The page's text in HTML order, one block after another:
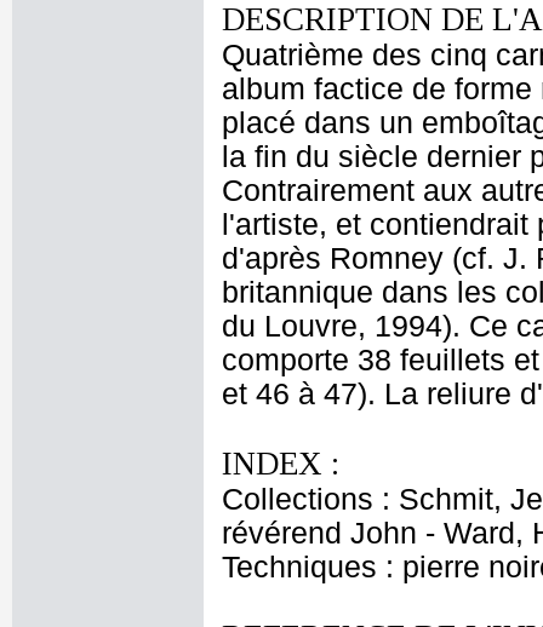
DESCRIPTION DE
Quatrième des cinq
album factice de
placé dans un
la fin du siècle dernier
Contrairement aux
l'artiste, et
d'après Romney (cf. J.
britannique dans les
du Louvre, 1994). Ce
comporte 38 feuillets
et 46 à 47). La reliure
INDEX :
Collections : Schmit,
révérend John - Ward,
Techniques : pierre